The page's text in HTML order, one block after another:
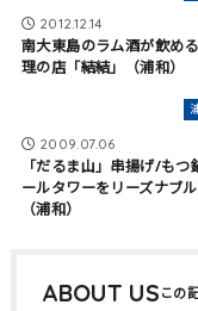
2012.12.14
南大東島のラム酒が飲め
理の店「結結」（浦和）
2009.07.06
「だるま山」串揚げ/も
ールタワーをリーズナブ
（浦和）
ABOUT US